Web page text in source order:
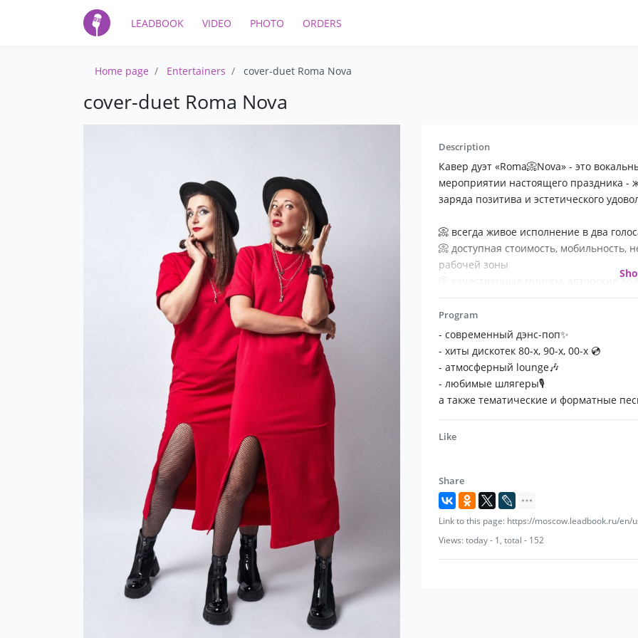
LEADBOOK VIDEO PHOTO ORDERS
Home page Entertainers cover-duet Roma Nova
cover-duet Roma Nova
Description
Кавер дуэт «Roma📀Nova» - это
мероприятии настоящего праздника -
заряда позитива и эстетического
📀 всегда живое исполнение в два
📀 доступная стоимость, мобильность,
рабочей зоны
📀 качественные минусы, авторские
программы
📀 сценические образы в стилистике
📀 эстрадная подача, хореография,
Мы обожаем свое дело и с
площадках города, края и в регионах🙂🙌
Program
- современный дэнс-поп✨
- хиты дискотек 80-х, 90-х, 00-х 💿
- атмосферный lounge🎶
- любимые шлягеры🎙
а также тематические и форматные
Like
Share
Link to this page: https://moscow.leadbook.ru/en/
Views: today - 1, total - 152